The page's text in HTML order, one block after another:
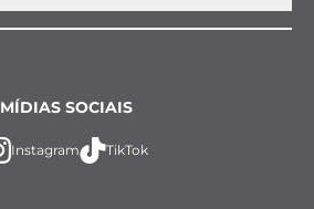
MÍDIAS SOCIAIS
Instagram TikTok